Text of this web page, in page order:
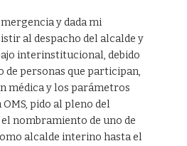
y dada mi
al despacho del alcalde y
interinstitucional, debido
de personas que participan,
médica y los parámetros
pido al pleno del
nombramiento de uno de
alcalde interino hasta el